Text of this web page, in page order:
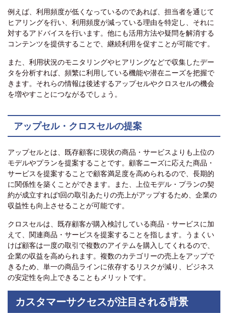
例えば、利用頻度が低くなっているのであれば、担当者を通じて
ヒアリングを行い、利用頻度が減っている理由を特定し、それに
対するアドバイスを行います。他にも活用方法や疑問を解消する
コンテンツを提供することで、継続利用を促すことが可能です。
また、利用状況のモニタリングやヒアリングなどで収集したデー
タを分析すれば、頻繁に利用している機能や潜在ニーズを把握で
きます。それらの情報は後述するアップセルやクロスセルの機会
を増やすことにつながるでしょう。
アップセル・クロスセルの提案
アップセルとは、既存顧客に現状の商品・サービスよりも上位の
モデルやプランを提案することです。顧客ニーズに応えた商品・
サービスを提案することで顧客満足度を高められるので、長期的
に関係性を築くことができます。また、上位モデル・プランの契
約が成立すれば1回の取引あたりの売上がアップするため、企業の
収益性も向上させることが可能です。
クロスセルは、既存顧客が購入検討している商品・サービスに加
えて、関連商品・サービスを提案することを指します。うまくい
けば顧客は一度の取引で複数のアイテムを購入してくれるので、
企業の収益を高められます。複数のカテゴリーの売上をアップで
きるため、単一の商品ラインに依存するリスクが減り、ビジネス
の安定性を向上できることもメリットです。
カスタマーサクセスが注目される背景